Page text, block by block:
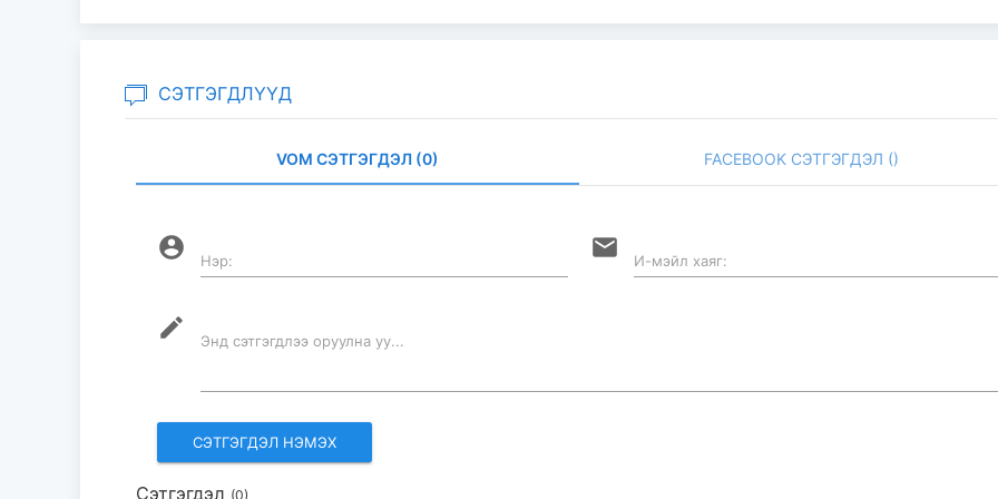
СЭТГЭГДЛҮҮД
VOM СЭТГЭГДЭЛ (0) FACEBOOK СЭТГЭГДЭЛ ()
account_circle Нэр: email И-мэйл хаяг:
mode_edit Энд сэтгэгдлээ оруулна уу...
Сэтгэгдэл (0)